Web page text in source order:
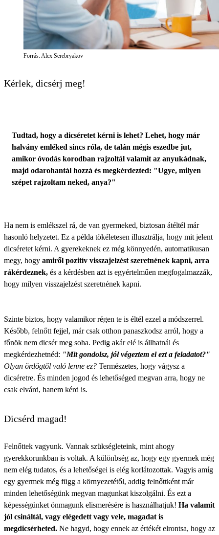
Forrás: Alex Serebryakov
Kérlek, dicsérj meg!
Tudtad, hogy a dicséretet kérni is lehet? Lehet, hogy már
halvány emléked sincs róla, de talán mégis eszedbe jut,
amikor óvodás korodban rajzoltál valamit az anyukádnak,
majd odarohantál hozzá és megkérdezted: "Ugye, milyen
szépet rajzoltam neked, anya?"
Ha nem is emlékszel rá, de van gyermeked, biztosan átéltél már
hasonló helyzetet. Ez a példa tökéletesen illusztrálja, hogy mit jelent
dicséretet kérni. A gyerekeknek ez még könnyedén, automatikusan
megy, hogy amiről pozitív visszajelzést szeretnének kapni, arra
rákérdeznek, és a kérdésben azt is egyértelműen megfogalmazzák,
hogy milyen visszajelzést szeretnének kapni.
Szinte biztos, hogy valamikor régen te is éltél ezzel a módszerrel.
Később, felnőtt fejjel, már csak otthon panaszkodsz arról, hogy a
főnök nem dicsér meg soha. Pedig akár elé is állhatnál és
megkérdezhetnéd: "Mit gondolsz, jól végeztem el ezt a feladatot?"
Olyan ördögtől való lenne ez? Természetes, hogy vágysz a
dicséretre. És minden jogod és lehetőséged megvan arra, hogy ne
csak elvárd, hanem kérd is.
Dicsérd magad!
Felnőttek vagyunk. Vannak szükségleteink, mint ahogy
gyerekkorunkban is voltak. A különbség az, hogy egy gyermek még
nem elég tudatos, és a lehetőségei is elég korlátozottak. Vagyis amíg
egy gyermek még függ a környezetétől, addig felnőttként már
minden lehetőségünk megvan magunkat kiszolgálni. És ezt a
képességünket önmagunk elismerésére is használhatjuk! Ha valamit
jól csináltál, vagy elégedett vagy vele, magadat is
megdicsérheted. Ne hagyd, hogy ennek az értékét elrontsa, hogy az